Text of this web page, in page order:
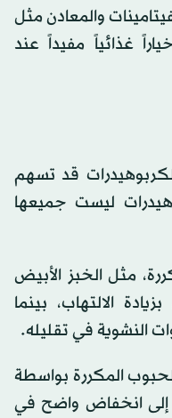
والمعادن مثل
غذائياً مفيداً عند
قد تسهم
ليست جميعها
مثل الخبز الأبيض
الالتهاب، بينما
النشوية في تقليله.
المكررة بواسطة
إلى انخفاض واضح في